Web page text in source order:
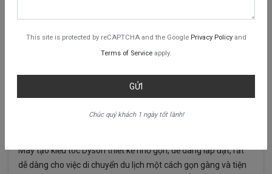
This site is protected by reCAPTCHA and the Google Privacy Policyand
Terms of Service apply.
GỬI
Chúc quý khách 1 ngày tốt lành!
Máy tạo kiểu tóc Dyson thiết kế nhỏ gọn, dễ dàng lắp đặt, rất
dễ dàng cho việc di chuyển du lịch một cách gọn gàng và tiện